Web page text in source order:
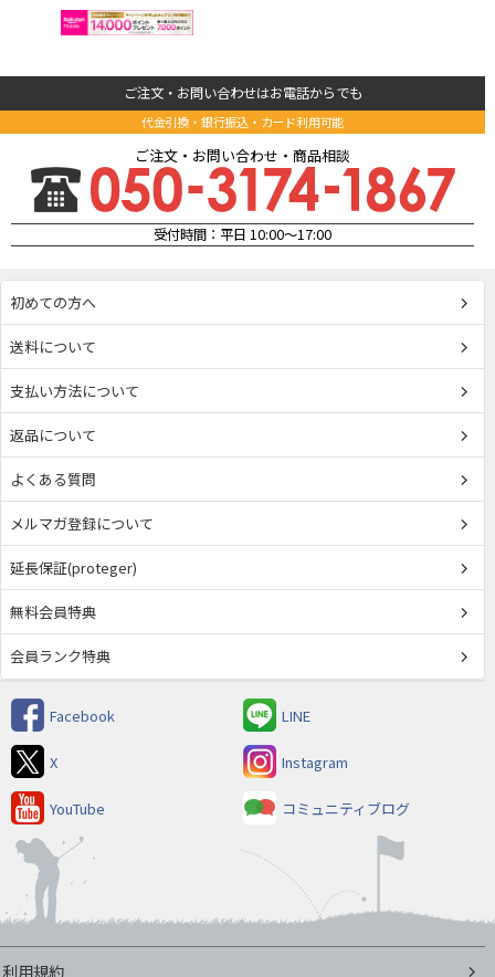
ご注文・お問い合わせはお電話からでも
代金引換・銀行振込・カード利用可能
ご注文・お問い合わせ・商品相談
受付時間：平日 10:00～17:00
初めての方へ
送料について
支払い方法について
返品について
よくある質問
メルマガ登録について
延長保証(proteger)
無料会員特典
会員ランク特典
Facebook LINE
X Instagram
YouTube コミュニティブログ
利用規約